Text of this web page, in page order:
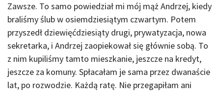
Zawsze. To samo powiedział mi mój mąż Andrzej, kiedy
braliśmy ślub w osiemdziesiątym czwartym. Potem
przyszedł dziewięćdziesiąty drugi, prywatyzacja, nowa
sekretarka, i Andrzej zaopiekował się głównie sobą. To
z nim kupiliśmy tamto mieszkanie, jeszcze na kredyt,
jeszcze za komuny. Spłacałam je sama przez dwanaście
lat, po rozwodzie. Każdą ratę. Nie przegapiłam ani